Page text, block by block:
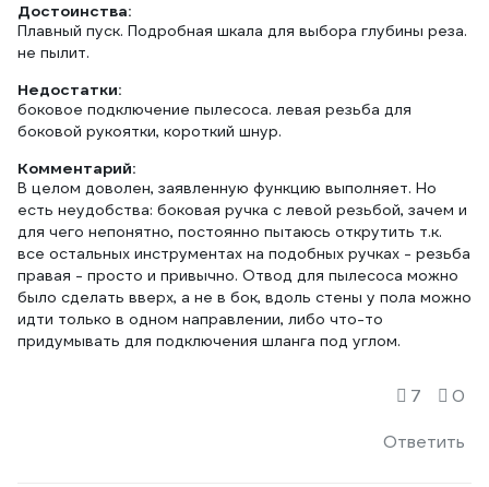
Достоинства:
Плавный пуск. Подробная шкала для выбора глубины реза.
не пылит.
Недостатки:
боковое подключение пылесоса. левая резьба для
боковой рукоятки, короткий шнур.
Комментарий:
В целом доволен, заявленную функцию выполняет. Но
есть неудобства: боковая ручка с левой резьбой, зачем и
для чего непонятно, постоянно пытаюсь открутить т.к.
все остальных инструментах на подобных ручках - резьба
правая - просто и привычно. Отвод для пылесоса можно
было сделать вверх, а не в бок, вдоль стены у пола можно
идти только в одном направлении, либо что-то
придумывать для подключения шланга под углом.
Ответить
7 0